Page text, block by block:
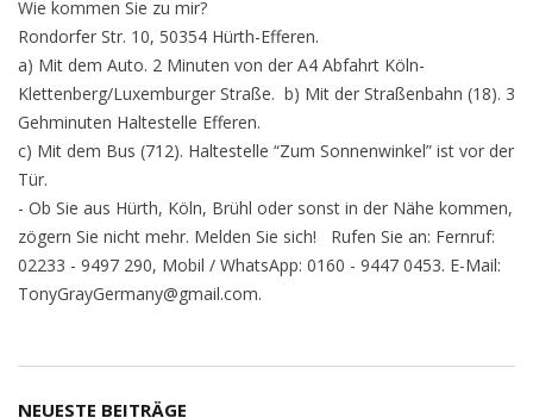
Wie kommen Sie zu mir?
Rondorfer Str. 10, 50354 Hürth-Efferen.
a) Mit dem Auto. 2 Minuten von der A4 Abfahrt Köln-
Klettenberg/Luxemburger Straße. b) Mit der Straßenbahn (18). 3
Gehminuten Haltestelle Efferen.
c) Mit dem Bus (712). Haltestelle “Zum Sonnenwinkel” ist vor der
Tür.
- Ob Sie aus Hürth, Köln, Brühl oder sonst in der Nähe kommen,
zögern Sie nicht mehr. Melden Sie sich! Rufen Sie an: Fernruf:
02233 - 9497 290, Mobil / WhatsApp: 0160 - 9447 0453. E-Mail:
TonyGrayGermany@gmail.com.
NEUESTE BEITRÄGE